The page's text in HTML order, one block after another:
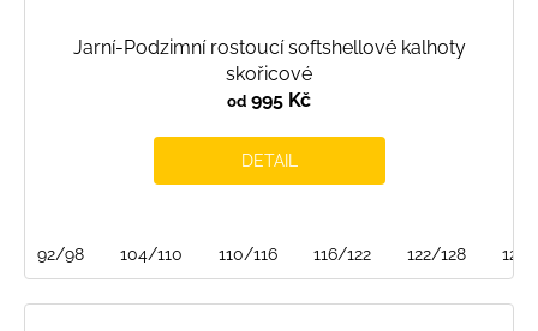
Jarní-Podzimní rostoucí softshellové kalhoty
skořicové
od 995 Kč
DETAIL
92/98 104/110 110/116 116/122 122/128 128/